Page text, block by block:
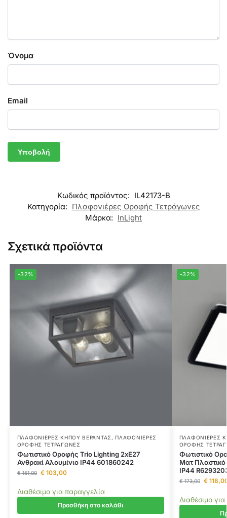
Όνομα
Email
Κωδικός προϊόντος: IL42173-Β
Κατηγορία: Πλαφονιέρες Οροφής Τετράγωνες
Μάρκα: InLight
Σχετικά προϊόντα
-32%
ΠΛΑΦΟΝΙΈΡΕΣ ΚΉΠΟΥ ΒΕΡΆΝΤΑΣ ,ΠΛΑΦΟΝΙΈΡΕΣ
ΟΡΟΦΉΣ ΤΕΤΡΆΓΩΝΕΣ
Φωτιστικό Οροφής Trio Lighting 2xE27
Ανθρακί Αλουμίνιο IP44 601860242
€151,00 €103,00
Διαθέσιμο για παραγγελία
Προσθήκη στο καλάθι
-32%
ΠΛΑΦΟΝΙΈΡΕΣ
ΟΡΟΦΉΣ
Φωτιστικό
Ματ
IP44
€173,00 €
Διαθέσιμο